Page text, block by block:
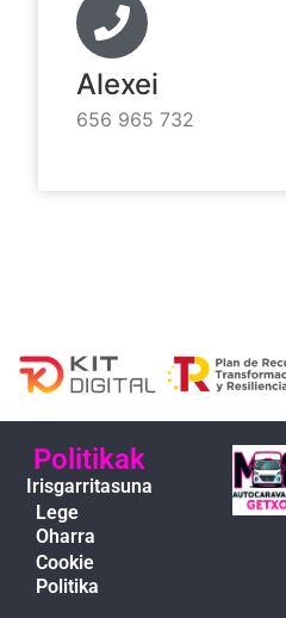
Alexei
656 965 732
Politikak
Irisgarritasuna
Lege
Oharra
Cookie
Politika